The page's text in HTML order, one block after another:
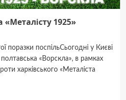
1925»
поразки поспільСьогодні у Києві
полтавська «Ворскла», в рамках
харківського «Металіста